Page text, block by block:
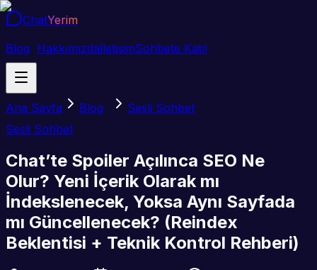
ChatYerim
Blog HakkımızdaİletişimSohbete Katıl
Ana Sayfa Blog
Sesli Sohbet
Sesli Sohbet
Chat’te Spoiler Açılınca SEO Ne
Olur? Yeni İçerik Olarak mı
İndekslenecek, Yoksa Aynı Sayfada
mı Güncellenecek? (Reindex
Beklentisi + Teknik Kontrol Rehberi)